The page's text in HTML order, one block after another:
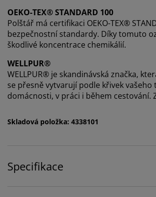
OEKO-TEX® STANDARD 100
Polštář má certifikaci OEKO-TEX®
bezpečnostní standardy. Díky tomuto
škodlivé koncentrace chemikálií.
WELLPUR®
WELLPUR® je skandinávská značka,
se přesně vytvarují podle křivek
domácnosti, v práci i během cestování.
Skladová položka: 4338101
Specifikace